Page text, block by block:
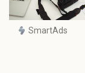
SmartAds